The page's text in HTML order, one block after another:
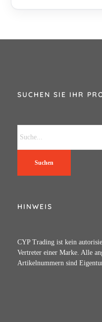
SUCHEN SIE IHR
Suchen
HINWEIS
CYP Trading ist kein
Vertreter einer Marke. Alle
Artikelnummern sind